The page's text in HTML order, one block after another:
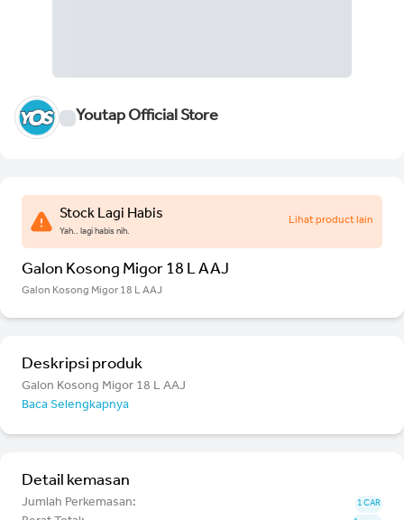
Youtap Official Store
Stock Lagi Habis
Yah.. lagi habis nih.
Lihat product lain
Galon Kosong Migor 18 L AAJ
Galon Kosong Migor 18 L AAJ
Deskripsi produk
Galon Kosong Migor 18 L AAJ
Baca Selengkapnya
Detail kemasan
Jumlah Perkemasan: 1 CAR